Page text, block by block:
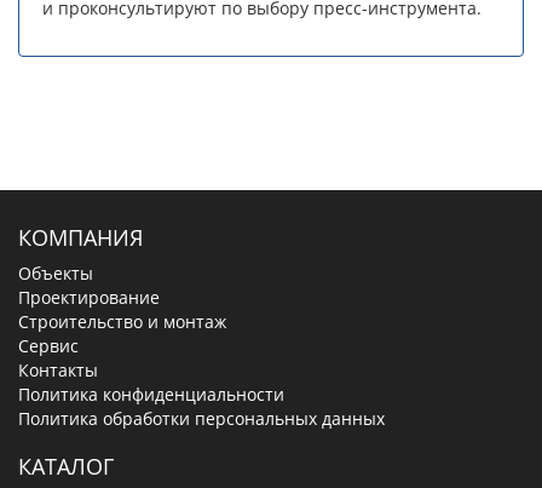
и проконсультируют по выбору пресс-инструмента.
КОМПАНИЯ
Объекты
Проектирование
Строительство и монтаж
Сервис
Контакты
Политика конфиденциальности
Политика обработки персональных данных
КАТАЛОГ